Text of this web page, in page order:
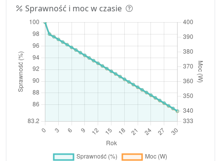
Sprawność i moc w czasie